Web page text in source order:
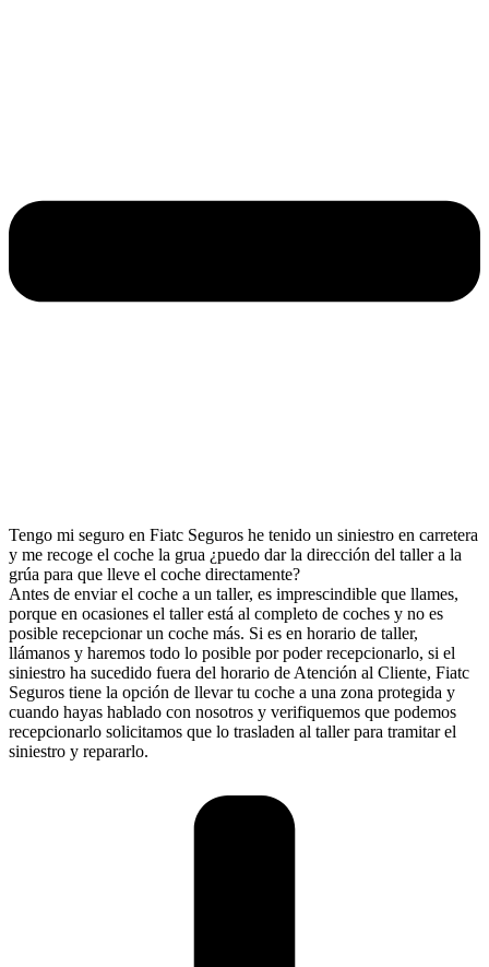
Tengo mi seguro en Fiatc Seguros he tenido un siniestro en carretera
y me recoge el coche la grua ¿puedo dar la dirección del taller a la
grúa para que lleve el coche directamente?
Antes de enviar el coche a un taller, es imprescindible que llames,
porque en ocasiones el taller está al completo de coches y no es
posible recepcionar un coche más. Si es en horario de taller,
llámanos y haremos todo lo posible por poder recepcionarlo, si el
siniestro ha sucedido fuera del horario de Atención al Cliente, Fiatc
Seguros tiene la opción de llevar tu coche a una zona protegida y
cuando hayas hablado con nosotros y verifiquemos que podemos
recepcionarlo solicitamos que lo trasladen al taller para tramitar el
siniestro y repararlo.